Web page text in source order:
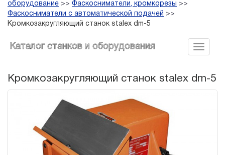
оборудование >> Фаскосниматели, кромкорезы
>>
Фаскосниматели с автоматической подачей >>
Кромкозакругляющий станок stalex dm-5
Каталог станков и оборудования
Кромкозакругляющий станок stalex dm-5